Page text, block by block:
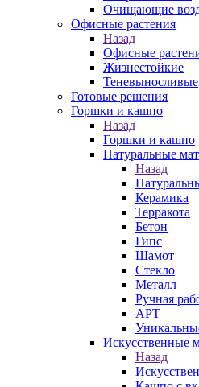
Очищающие
Офисные растения
Назад
Офисные
Жизнестойкие
Теневыносливые
Готовые решения
Горшки и кашпо
Назад
Горшки и кашпо
Натуральные
Назад
Керамика
Терракота
Бетон
Гипс
Шамот
Стекло
Металл
Ручная
АРТ
Искусственные
Назад